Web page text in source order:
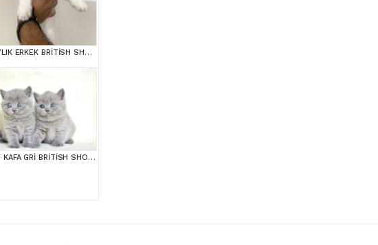
2 AYLIK ERKEK BRİTİSH SHORT HAİR
KÜT KAFA GRİ BRİTİSH SHORTHAİR YAVRULARIMIZ